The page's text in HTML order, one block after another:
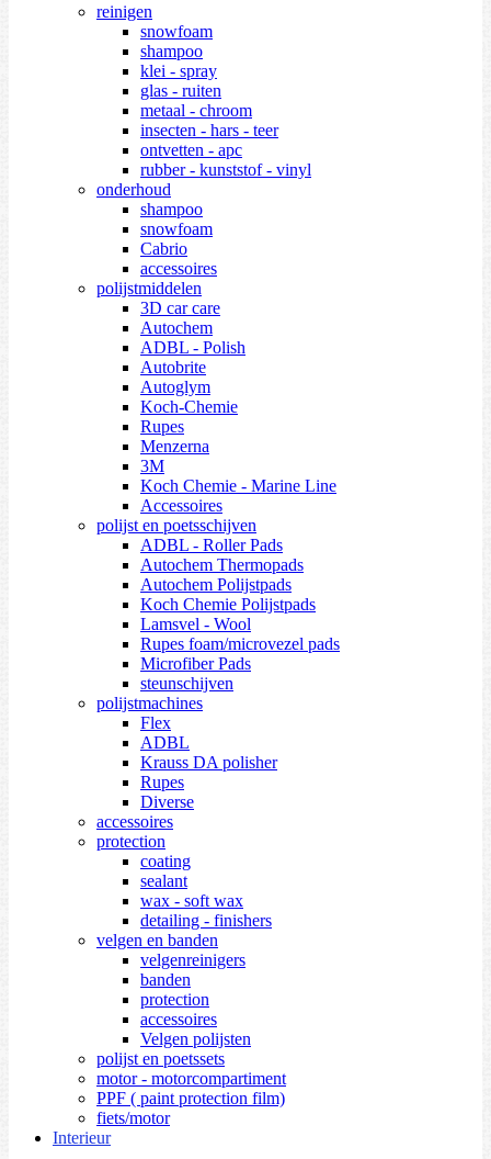
reinigen
snowfoam
shampoo
klei - spray
glas - ruiten
metaal - chroom
insecten - hars - teer
ontvetten - apc
rubber - kunststof - vinyl
onderhoud
shampoo
snowfoam
Cabrio
accessoires
polijstmiddelen
3D car care
Autochem
ADBL - Polish
Autobrite
Autoglym
Koch-Chemie
Rupes
Menzerna
3M
Koch Chemie - Marine Line
Accessoires
polijst en poetsschijven
ADBL - Roller Pads
Autochem Thermopads
Autochem Polijstpads
Koch Chemie Polijstpads
Lamsvel - Wool
Rupes foam/microvezel pads
Microfiber Pads
steunschijven
polijstmachines
Flex
ADBL
Krauss DA polisher
Rupes
Diverse
accessoires
protection
coating
sealant
wax - soft wax
detailing - finishers
velgen en banden
velgenreinigers
banden
protection
accessoires
Velgen polijsten
polijst en poetssets
motor - motorcompartiment
PPF ( paint protection film)
fiets/motor
Interieur